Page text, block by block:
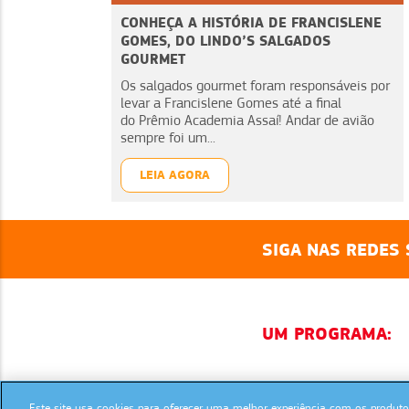
CONHEÇA A HISTÓRIA DE FRANCISLENE
GOMES, DO LINDO’S SALGADOS
GOURMET
Os salgados gourmet foram responsáveis por
levar a Francislene Gomes até a final
do Prêmio Academia Assaí! Andar de avião
sempre foi um...
LEIA AGORA
SIGA NAS REDES
UM PROGRAMA: